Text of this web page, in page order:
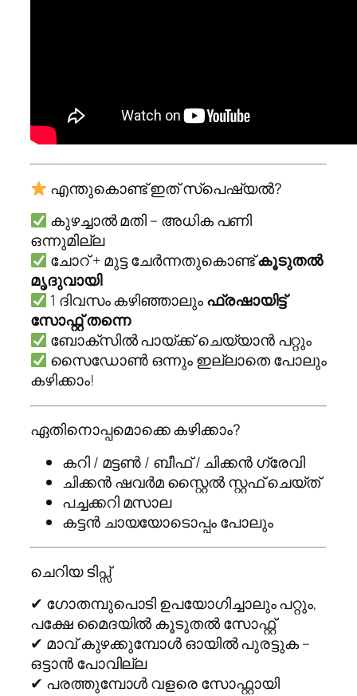
എന്തുകൊണ്ട് ഇത് സ്പെഷ്യൽ?
കുഴച്ചാൽ മതി – അധിക പണി
ഒന്നുമില്ല
ചോറ് + മുട്ട ചേർന്നതുകൊണ്ട്കൂടുതൽ
മൃദുവായി
1 ദിവസം കഴിഞ്ഞാലുംഫ്രഷായിട്ട്
സോഫ്റ്റ് തന്നെ
ബോക്സിൽ പായ്ക്ക് ചെയ്യാൻ പറ്റും
സൈഡോൺ ഒന്നും ഇല്ലാതെ പോലും
കഴിക്കാം!
ഏതിനൊപ്പമൊക്കെ കഴിക്കാം?
കറി / മട്ടൺ / ബീഫ് / ചിക്കൻ ഗ്രേവി
ചിക്കൻ ഷവർമ സ്റ്റൈൽ സ്റ്റഫ് ചെയ്ത്
പച്ചക്കറി മസാല
കട്ടൻ ചായയോടൊപ്പം പോലും
ചെറിയ ടിപ്സ്
✔ ഗോതമ്പുപൊടി ഉപയോഗിച്ചാലും പറ്റും,
പക്ഷേ മൈദയിൽ കൂടുതൽ സോഫ്റ്റ്
✔ മാവ് കുഴക്കുമ്പോൾ ഓയിൽ പുരട്ടുക –
ഒട്ടാൻ പോവില്ല
✔ പരത്തുമ്പോൾ വളരെ സോഫ്റ്റായി